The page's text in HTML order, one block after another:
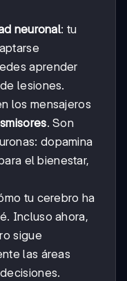
neuronal: tu
aprender
lesiones.
los mensajeros
. Son
dopamina
el bienestar,
tu cerebro ha
Incluso ahora,
sigue
las áreas